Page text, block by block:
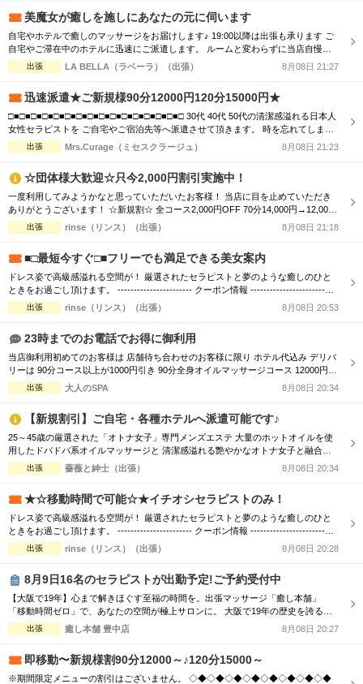
美魔女が癒しを施しにあなたの元に伺います
自宅やホテルで癒しのマッサージをお届けします♪ 19:00以降は出張も承ります ご
自宅やご滞在中のホテルに迅速にご派遣します。 ルームと変わらずに当店自慢の
美魔女による、癒しのマッサージをご堪能ください 出張アロマトリートメントコ
ース 100分14000円 出張ラージオイルコース 100分17000円 ※指名は＋1000円 ※
出張 LA BELLA（ラベーラ）（出張） 8月08日 21:27
迅速派遣★ご新規様90分12000円120分15000円★
□■□■□■□■□■□■□■□■□■□■□■□■□■□■□■□ 30代 40代 50代の清潔感溢れる日本人
女性セラピストを ご自宅やご宿泊先等へ派遣させて頂きます。 時を忘れてしまう
程の癒しと心のこもった おもてなしをお届けします。 □■□■□■□■□■□■□■□■□■□
■□■□■□■□■□■□ お客様の日々のお疲れやストレスを心身共に癒す為 優しさ・気
出張 Mrs.Curage（ミセスクラージュ） 8月08日 21:23
☆団体様大歓迎☆只今2,000円割引実施中！
一度利用してみようかなと思っていただいたお客様！ 当店に目を止めていただき
ありがとうございます！ ☆新規割☆ 全コース2,000円OFF 70分14,000円→12,000
円 90分16,000円→14,000円 120分20,000円→18,000円 150分25,000円→23,000円 1
80分30,000円→28,000円 ※ディープリンパ込、指名料別途 是非お得に利用してみ
出張 rinse（リンス）（出張） 8月08日 21:18
■□最短今すぐ□■フリーでも満足できる美女案内
ドレス姿で高級感溢れる空間が！ 厳選されたセラピストと夢のような癒しのひと
ときをお過ごし頂けます。 ----------------------- クーポン情報 -----------------------
【デトックスコース】通常90分 16,000円 ⇒ 70分 12,000円 【ご利用条件】 「リフ
ナビを見た」と言ってご予約いただいたお客様 ※指名料別途、エリア限定 お客様
出張 rinse（リンス）（出張） 8月08日 20:53
23時までのお電話でお得に御利用
当店御利用初めてのお客様は 店舗待ち合わせのお客様に限り ホテル代込み デリバ
リーは 90分コース以上が1000円引き 90分全身オイルマッサージコース 12000円→
→11000円 120分全身オイルマッサージコース 20000円→→18000円 でお楽しみ頂
出張 大人のSPA 8月08日 20:34
【新規割引】ご自宅・各種ホテルへ派遣可能です♪
25～45歳の厳選された「オトナ女子」専門メンズエステ 大量のホットオイルを使
用したドバドバ系オイルマッサージと 清潔感溢れる艶やかなオトナ女子と融合
で、優雅なひと時をお楽しみください。 【新規割引】ご新規様にお得♪ ご新規様限
定で総額から『3,000円』割引！ 90分 16,500円 → 13,500円（税込） 120分
出張 薔薇と紳士（出張） 8月08日 20:34
★☆移動時間で可能☆★イチオシセラピストのみ！
ドレス姿で高級感溢れる空間が！ 厳選されたセラピストと夢のような癒しのひと
ときをお過ごし頂けます。 ----------------------- クーポン情報 -----------------------
【デトックスコース】通常90分 16,000円 ⇒ 70分 12,000円 【ご利用条件】 「リフ
ナビを見た」と言ってご予約いただいたお客様 ※指名料別途、エリア限定 お客様
出張 rinse（リンス）（出張） 8月08日 20:28
8月9日16名のセラピストが出勤予定!ご予約受付中
【大阪で19年】心まで解きほぐす至福の時間を。出張マッサージ「癒し本舗」
「移動時間ゼロ」で、あなたの空間が極上サロンに。 大阪で19年の歴史を誇る
「癒し本舗」は、技術はもちろん、お一人おひとりに寄り添う「おもてなし」を何
より大切にしています。 ■選ばれる理由 ・熟練の技術：ボディケア、オイル、タ
なるホスピタリティをお...
出張 癒し本舗 豊中店 8月08日 20:27
即移動〜新規様割90分12000～♪120分15000～
※期間限定メニューの割引はございません。 ◇◆◇◆◇◆◇◆◇◆◇◆◇◆◇◆